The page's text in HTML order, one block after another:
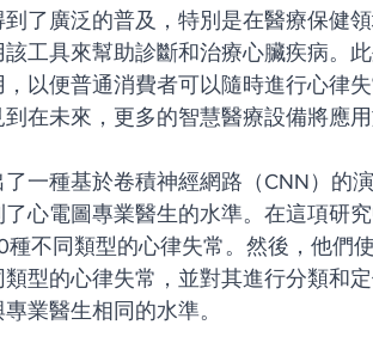
了廣泛的普及，特別是在醫療保健
該工具來幫助診斷和治療心臟疾病。
以便普通消費者可以隨時進行心律
在未來，更多的智慧醫療設備將應
一種基於卷積神經網路（CNN）的
心電圖專業醫生的水準。在這項研
種不同類型的心律失常。然後，他們
型的心律失常，並對其進行分類和
業醫生相同的水準。